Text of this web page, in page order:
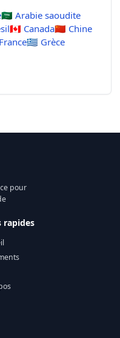
🇸🇦 Arabie saoudite
🇨🇦 Canada🇨🇳 Chine
France🇬🇷 Grèce
pour
rapides